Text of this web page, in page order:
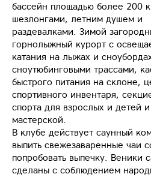
бассейн площадью более 200
шезлонгами, летним душем и
раздевалками. Зимой
горнолыжный курорт с
катания на лыжах и
сноутюбинговыми трассами,
быстрого питания на склоне,
спортивного инвентаря,
спорта для взрослых и детей
мастерской.
В клубе действует саунный
выпить свежезаваренные чаи
попробовать выпечку. Веники
сделаны с соблюдением